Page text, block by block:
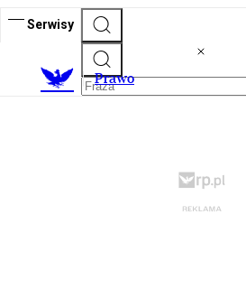
Serwisy
Prawo